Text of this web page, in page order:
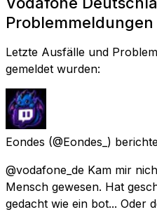
Problemmeldungen
Letzte Ausfälle und
gemeldet wurden:
Eondes (@Eondes_)
@vodafone_de Kam mir
Mensch gewesen. Hat
gedacht wie ein bot... Oder